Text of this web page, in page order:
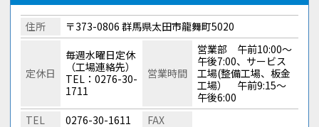
もトヨナガ
住所 〒373-0806 群馬県太田市龍舞町5020
定休日
毎週水曜日定休
（工場連絡先）
TEL：0276-30-
1711
営業時間
営業部 午前10:00～
午後7:00、サービス
工場(整備工場、板金
工場） 午前9:15～
午後6:00
TEL
0276-30-1611 FAX